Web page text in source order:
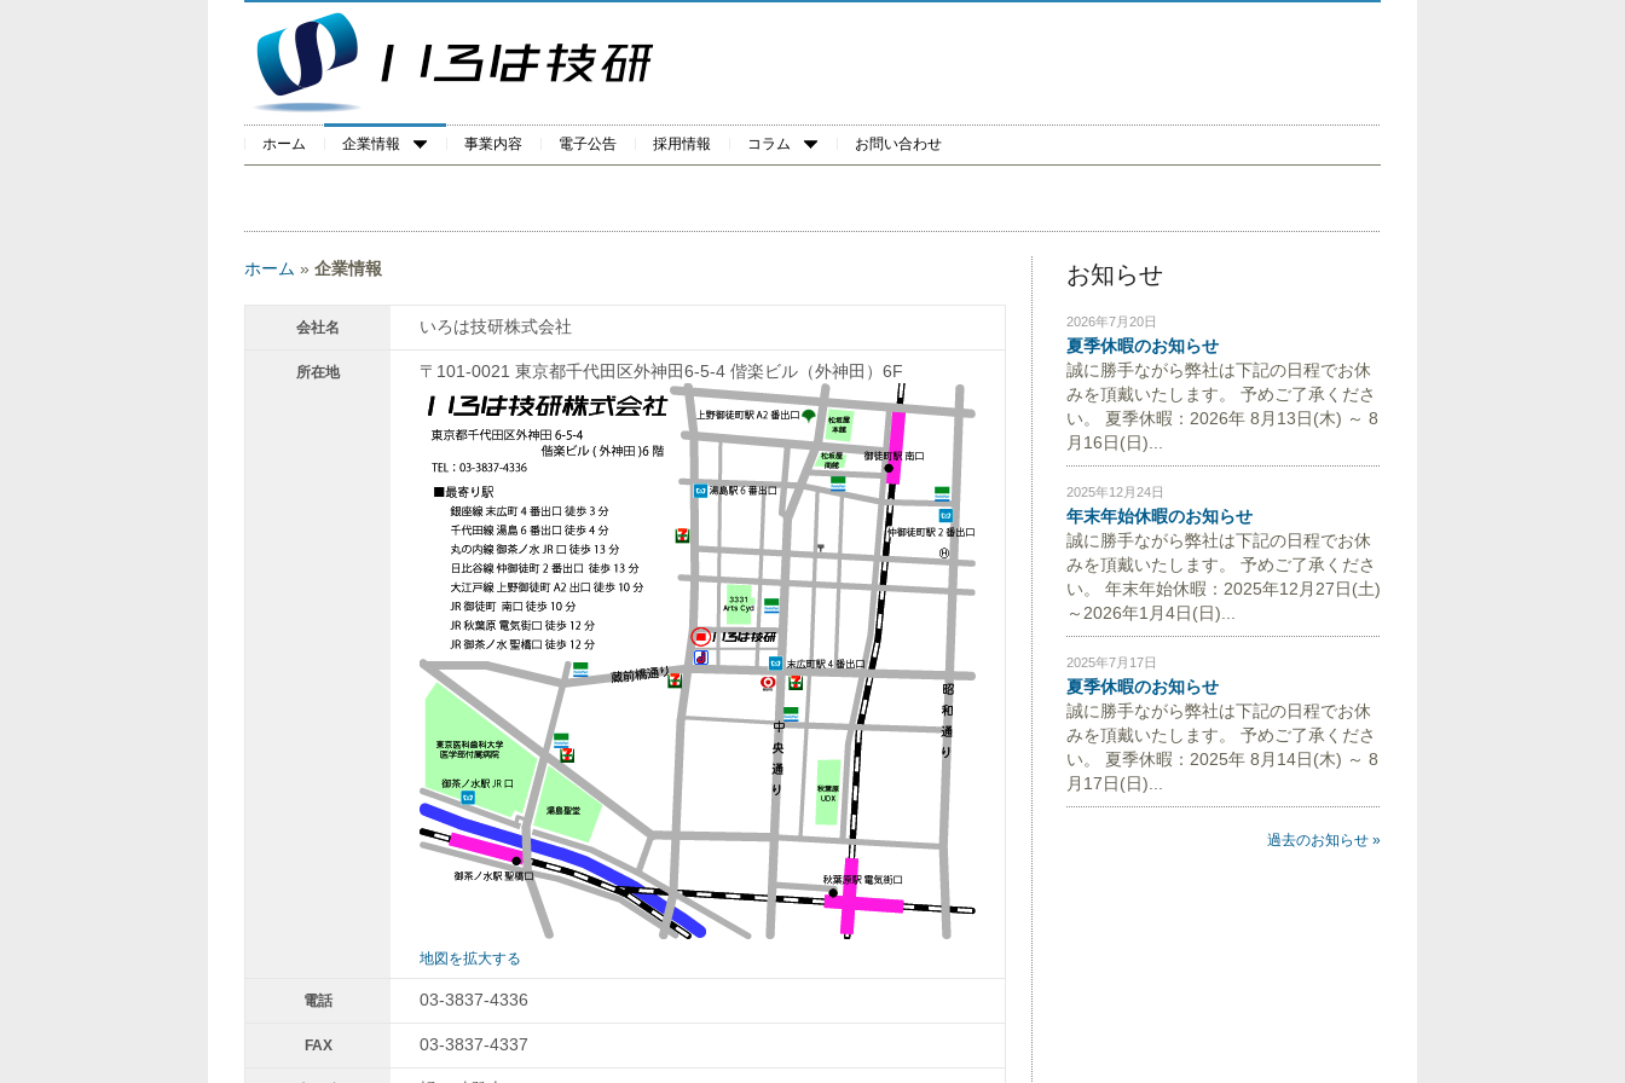
ホーム 企業情報 事業内容 電子公告 採用情報 コラム お問い合わせ
ホーム » 企業情報
会社名 いろは技研株式会社
所在地 〒101-0021 東京都千代田区外神田6-5-4 偕楽ビル（外神田）6F
地図を拡大する
電話 03-3837-4336
FAX 03-3837-4337
お知らせ
2026年7月20日
夏季休暇のお知らせ
誠に勝手ながら弊社は下記の日程でお休
みを頂戴いたします。 予めご了承くださ
い。 夏季休暇：2026年 8月13日(木) ～ 8
月16日(日)...
2025年12月24日
年末年始休暇のお知らせ
誠に勝手ながら弊社は下記の日程でお休
みを頂戴いたします。 予めご了承くださ
い。 年末年始休暇：2025年12月27日(土)
～2026年1月4日(日)...
2025年7月17日
夏季休暇のお知らせ
誠に勝手ながら弊社は下記の日程でお休
みを頂戴いたします。 予めご了承くださ
い。 夏季休暇：2025年 8月14日(木) ～ 8
月17日(日)...
過去のお知らせ »